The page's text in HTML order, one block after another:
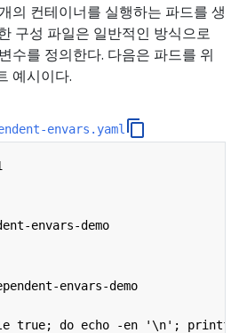
의 컨테이너를 실행하는 파드를 생
구성 파일은 일반적인 방식으로
수를 정의한다. 다음은 파드를 위
예시이다.
envars.yaml
envars-demo
envars-demo
true; do echo -en '\n'; printf